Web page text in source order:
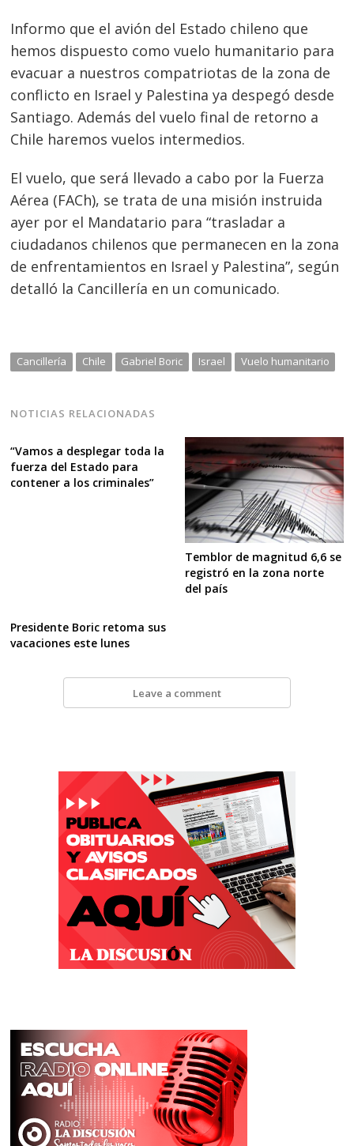
Informo que el avión del Estado chileno que
hemos dispuesto como vuelo humanitario para
evacuar a nuestros compatriotas de la zona de
conflicto en Israel y Palestina ya despegó desde
Santiago. Además del vuelo final de retorno a
Chile haremos vuelos intermedios.
El vuelo, que será llevado a cabo por la Fuerza
Aérea (FACh), se trata de una misión instruida
ayer por el Mandatario para “trasladar a
ciudadanos chilenos que permanecen en la zona
de enfrentamientos en Israel y Palestina”, según
detalló la Cancillería en un comunicado.
Cancillería Chile Gabriel Boric Israel Vuelo humanitario
NOTICIAS RELACIONADAS
“Vamos a desplegar toda la
fuerza del Estado para
contener a los criminales”
Temblor de magnitud 6,6 se
registró en la zona norte
del país
Presidente Boric retoma sus
vacaciones este lunes
Leave a comment
Navegación
de
entradas